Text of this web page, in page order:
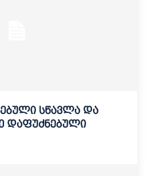
სწავლა და
დაფუძნებული